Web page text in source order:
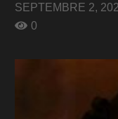
SEPTEMBRE 2,
0